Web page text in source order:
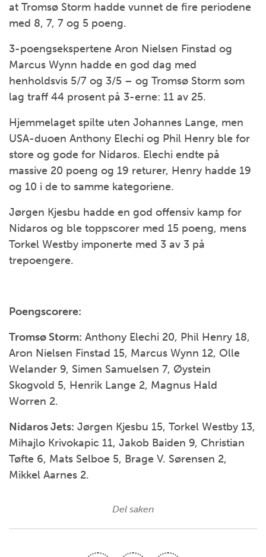
at Tromsø Storm hadde vunnet de fire periodene
med 8, 7, 7 og 5 poeng.
3-poengsekspertene Aron Nielsen Finstad og
Marcus Wynn hadde en god dag med
henholdsvis 5/7 og 3/5 – og Tromsø Storm som
lag traff 44 prosent på 3-erne: 11 av 25.
Hjemmelaget spilte uten Johannes Lange, men
USA-duoen Anthony Elechi og Phil Henry ble for
store og gode for Nidaros. Elechi endte på
massive 20 poeng og 19 returer, Henry hadde 19
og 10 i de to samme kategoriene.
Jørgen Kjesbu hadde en god offensiv kamp for
Nidaros og ble toppscorer med 15 poeng, mens
Torkel Westby imponerte med 3 av 3 på
trepoengere.
Poengscorere:
Tromsø Storm: Anthony Elechi 20, Phil Henry 18,
Aron Nielsen Finstad 15, Marcus Wynn 12, Olle
Welander 9, Simen Samuelsen 7, Øystein
Skogvold 5, Henrik Lange 2, Magnus Hald
Worren 2.
Nidaros Jets: Jørgen Kjesbu 15, Torkel Westby 13,
Mihajlo Krivokapic 11, Jakob Baiden 9, Christian
Tøfte 6, Mats Selboe 5, Brage V. Sørensen 2,
Mikkel Aarnes 2.
Del saken